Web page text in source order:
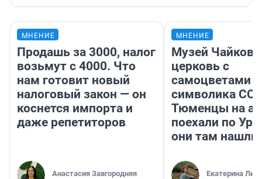
МНЕНИЕ
Продашь за 3000, налог
возьмут с 4000. Что
нам готовит новый
налоговый закон — он
коснется импорта и
даже репетиторов
Анастасия Завгородняя
МНЕНИЕ
Музей
церковь с
самоцветами
символика
Тюменцы на
поехали по
они там нашли
Екатерина